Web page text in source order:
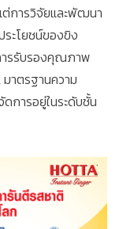
การวิจัยและพัฒนา
ะโยชน์ของขิง
รรับรองคุณภาพ
าตรฐานความ
การอยู่ในระดับชั้น